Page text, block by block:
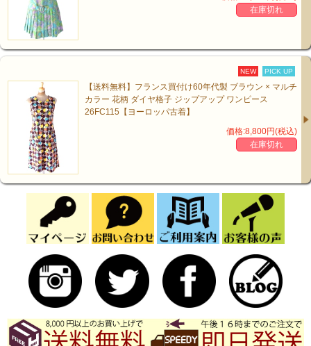
在庫切れ
NEW PICK UP
【送料無料】フランス買付け60年代製 ブラウン × マルチ
カラー 花柄 ダイヤ格子 ジップアップ ワンピース
26FC115【ヨーロッパ古着】
価格:8,800円(税込)
在庫切れ